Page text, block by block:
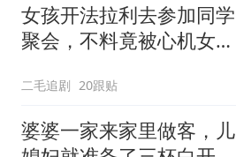
女孩开法拉利去参加同学
聚会，不料竟被心机女冒
二毛追剧 20跟贴
婆婆一家来家里做客，儿